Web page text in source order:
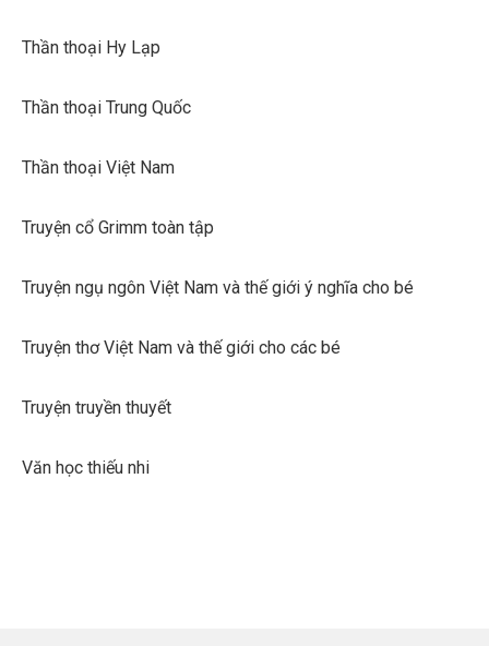
Thần thoại Hy Lạp
Thần thoại Trung Quốc
Thần thoại Việt Nam
Truyện cổ Grimm toàn tập
Truyện ngụ ngôn Việt Nam và thế giới ý nghĩa cho bé
Truyện thơ Việt Nam và thế giới cho các bé
Truyện truyền thuyết
Văn học thiếu nhi